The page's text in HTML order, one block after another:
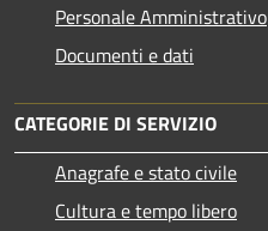
Personale Amministrativo
Documenti e dati
CATEGORIE DI SERVIZIO
Anagrafe e stato civile
Cultura e tempo libero